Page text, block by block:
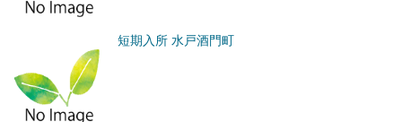
短期入所 水戸酒門町